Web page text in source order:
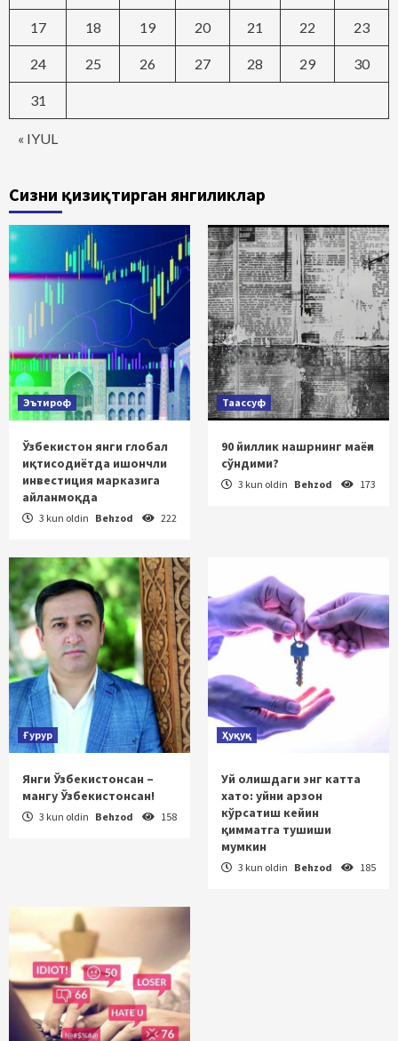
« IYUL
17 18 19 20 21 22 23
24 25 26 27 28 29 30
31
Сизни қизиқтирган янгиликлар
Эътироф
Ўзбекистон янги глобал
иқтисодиётда ишончли
инвестиция марказига
айланмоқда
3 kun oldin Behzod 222
Таассуф
90 йиллик нашрнинг маёғи
сўндими?
3 kun oldin Behzod 173
Ғурур
Янги Ўзбекистонсан –
мангу Ўзбекистонсан!
3 kun oldin Behzod 158
Ҳуқуқ
Уй олишдаги энг катта
хато: уйни арзон
кўрсатиш кейин
қимматга тушиши
мумкин
3 kun oldin Behzod 185